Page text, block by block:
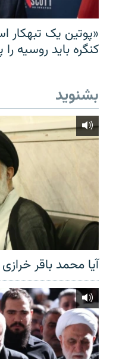
«پوتین یک تبهکار
کنگره باید روسیه
بشنوید
آیا محمد باقر